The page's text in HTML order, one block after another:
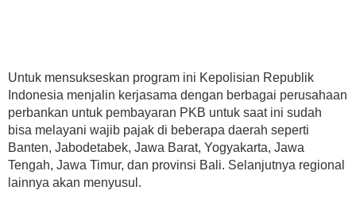
Untuk mensukseskan program ini Kepolisian Republik
Indonesia menjalin kerjasama dengan berbagai perusahaan
perbankan untuk pembayaran PKB untuk saat ini sudah
bisa melayani wajib pajak di beberapa daerah seperti
Banten, Jabodetabek, Jawa Barat, Yogyakarta, Jawa
Tengah, Jawa Timur, dan provinsi Bali. Selanjutnya regional
lainnya akan menyusul.